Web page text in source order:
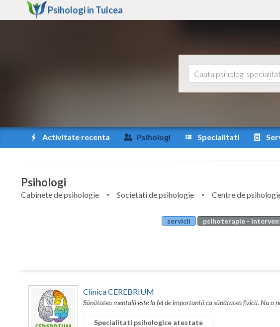
Psihologi in Tulcea
Activitate recenta Psihologi Specialitati
Psihologi
Cabinete de psihologie Societati de psihologie Centre de
servicii
psihoterapie -
Clinica CEREBRIUM
Sănătatea mentală este la fel de importantă ca sănătatea fizică. Nu o
Specialitati psihologice atestate